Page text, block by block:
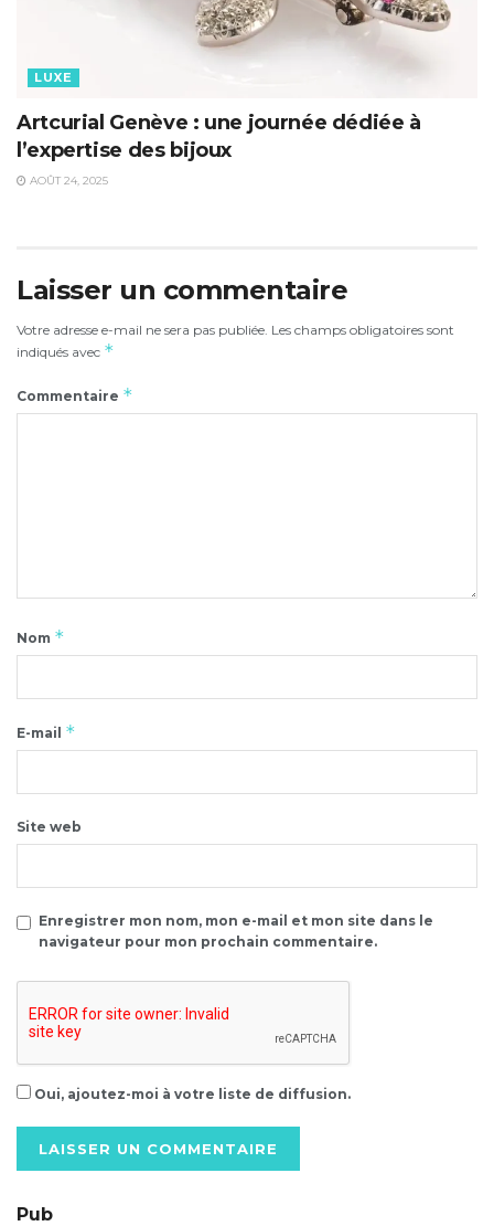
LUXE
Artcurial Genève : une journée dédiée à
l’expertise des bijoux
AOÛT 24, 2025
Laisser un commentaire
Votre adresse e-mail ne sera pas publiée. Les champs obligatoires sont
indiqués avec *
Commentaire *
Nom *
E-mail *
Site web
Enregistrer mon nom, mon e-mail et mon site dans le
navigateur pour mon prochain commentaire.
Oui, ajoutez-moi à votre liste de diffusion.
Pub